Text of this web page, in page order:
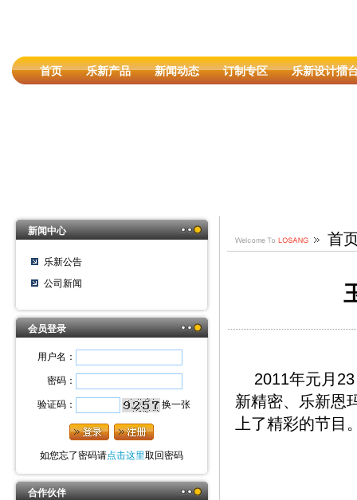
首页 乐新产品 新闻动态 订制专区 乐新设计擂
新闻中心
乐新公告
公司新闻
会员登录
用户名：
密码：
验证码： 换一张
如您忘了密码请点击这里取回密码
合作伙伴
首
2011年元月23
新精密、乐新恩
上了精彩的节目